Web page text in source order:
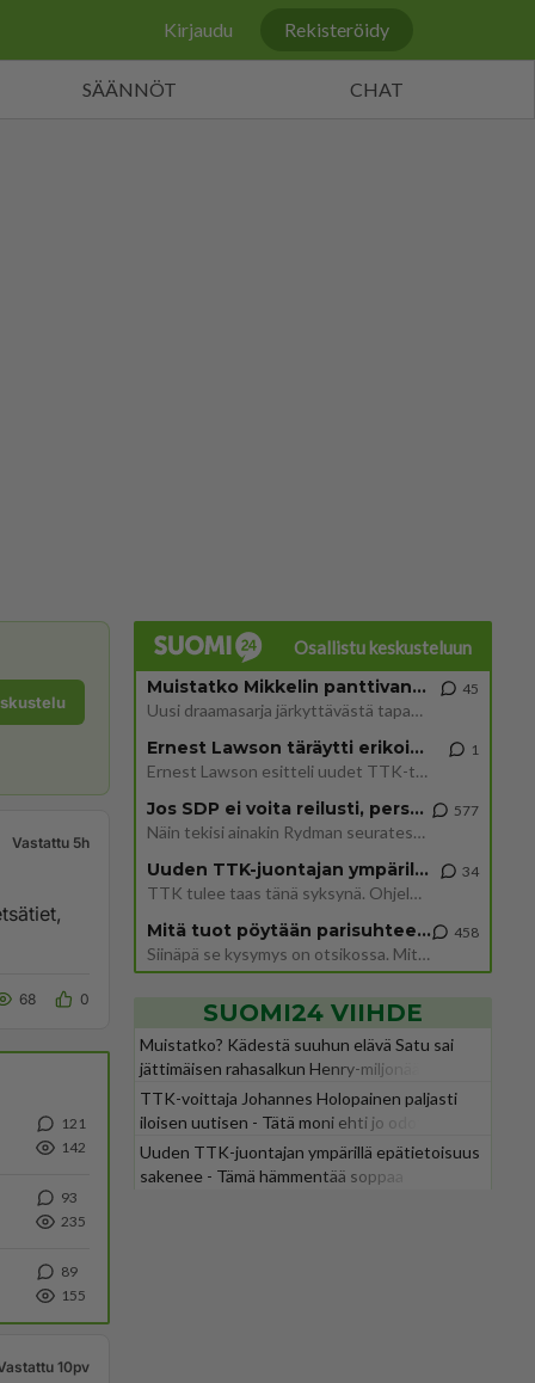
Kirjaudu Rekisteröidy
SÄÄNNÖT CHAT
Vastattu 5h
68 0
121
142
93
235
89
155
10pv
Osallistu keskusteluun
Muistatko Mikkelin panttivankidraaman?
Uusi draamasarja järkyttävästä tapauksesta on tulossa. Tositapahtumiin perustuva sarja ammentaa vuoden 1986 Mikkelin pan
45
Ernest Lawson täräytti erikoisen heiton TTK-lehdistötilaisuudessa: " Onko tässä tarkoituksena...?"
Ernest Lawson esitteli uudet TTK-tähtioppilaat ja opettajat torstaina 6.8. lehdistölle. Tulevalla kaudella on yksi hausk
1
Jos SDP ei voita reilusti, persut kumoavat demokratian Suomesta
Näin tekisi ainakin Rydman seuratessaan idolinsa Trumpin mallia https://www.is.fi/politiikka/art-2000012187244.html
577
Uuden TTK-juontajan ympärillä epätietoisuus sakenee - Nyt MTV hämmentää soppaa
TTK tulee taas tänä syksynä. Ohjelman uudet tähtioppilaat julkistetaan torstaina 6. elokuuta klo 14 alkavassa lehdistö
34
Mitä tuot pöytään parisuhteessa?
Siinäpä se kysymys on otsikossa. Mitäpä siis tuot/toisit pöytään parisuhteessa? Oletko mies vai nainen? Koetko sen mitä
458
SUOMI24 VIIHDE
Muistatko? Kädestä suuhun elävä Satu sai
jättimäisen rahasalkun Henry-miljonääriltä
TTK-voittaja Johannes Holopainen paljasti
iloisen uutisen - Tätä moni ehti jo odottaa
Uuden TTK-juontajan ympärillä epätietoisuus
sakenee - Tämä hämmentää soppaa